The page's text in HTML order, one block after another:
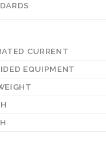
CURRENT
EQUIPMENT